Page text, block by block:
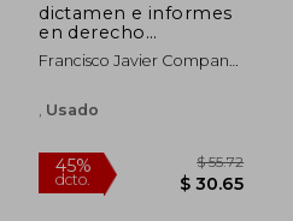
dictamen e informes
en derecho
urbanistico
Francisco Javier Company
Usado